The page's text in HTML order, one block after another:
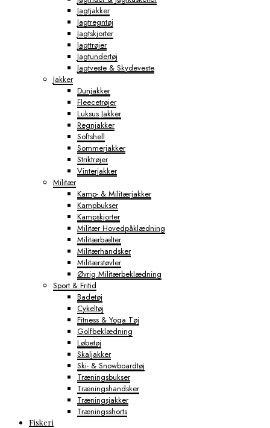
Jagtjakker
Jagtregntøj
Jagtskjorter
Jagttrøjer
Jagtundertøj
Jagtveste & Skydeveste
Jakker
Dunjakker
Fleecetrøjer
Luksus Jakker
Regnjakker
Softshell
Sommerjakker
Striktrøjer
Vinterjakker
Militær
Kamp- & Militærjakker
Kampbukser
Kampskjorter
Militær Hovedpåklædning
Militærbælter
Militærhandsker
Militærstøvler
Øvrig Militærbeklædning
Sport & Fritid
Badetøj
Cykeltøj
Fitness & Yoga Tøj
Golfbeklædning
Løbetøj
Skaljakker
Ski- & Snowboardtøj
Træningsbukser
Træningshandsker
Træningsjakker
Træningsshorts
Fiskeri